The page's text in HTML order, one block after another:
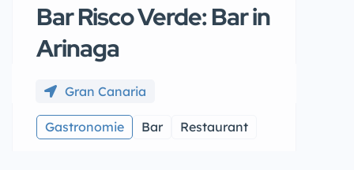
Bar Risco Verde: Bar in
Arinaga
Gran Canaria
Gastronomie Bar Restaurant